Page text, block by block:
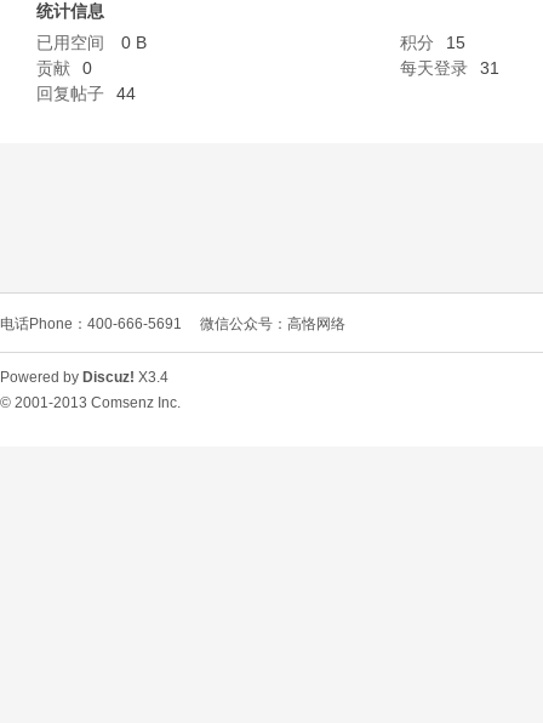
L
统计信息
已用空间
0 B 积分
15
贡献
0 每天登录
31
回复帖子
44
电话Phone：400-666-5691 微信公众号：高恪网络
Powered by Discuz! X3.4
© 2001-2013 Comsenz Inc.